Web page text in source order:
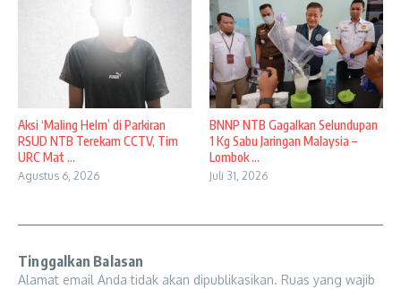
Aksi ‘Maling Helm’ di Parkiran
RSUD NTB Terekam CCTV, Tim
URC Mat ...
Agustus 6, 2026
BNNP NTB Gagalkan Selundupan
1 Kg Sabu Jaringan Malaysia –
Lombok ...
Juli 31, 2026
Tinggalkan Balasan
Alamat email Anda tidak akan dipublikasikan. Ruas yang wajib